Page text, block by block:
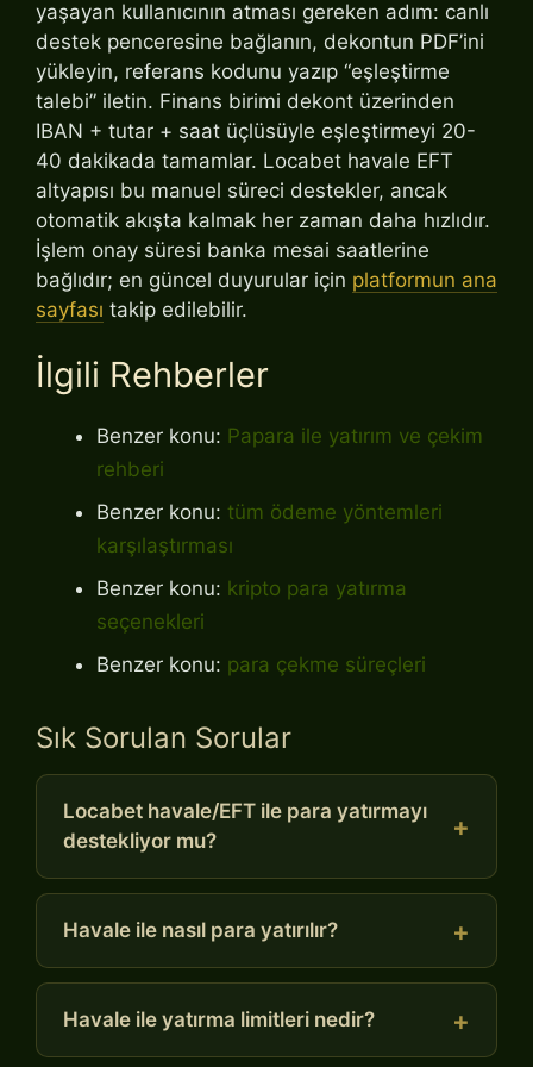
yaşayan kullanıcının atması gereken adım: canlı
destek penceresine bağlanın, dekontun PDF’ini
yükleyin, referans kodunu yazıp “eşleştirme
talebi” iletin. Finans birimi dekont üzerinden
IBAN + tutar + saat üçlüsüyle eşleştirmeyi 20-
40 dakikada tamamlar. Locabet havale EFT
altyapısı bu manuel süreci destekler, ancak
otomatik akışta kalmak her zaman daha hızlıdır.
İşlem onay süresi banka mesai saatlerine
bağlıdır; en güncel duyurular için platformun ana
sayfası takip edilebilir.
İlgili Rehberler
Benzer konu: Papara ile yatırım ve çekim
rehberi
Benzer konu: tüm ödeme yöntemleri
karşılaştırması
Benzer konu: kripto para yatırma
seçenekleri
Benzer konu: para çekme süreçleri
Sık Sorulan Sorular
Locabet havale/EFT ile para yatırmayı
destekliyor mu?
Havale ile nasıl para yatırılır?
Havale ile yatırma limitleri nedir?